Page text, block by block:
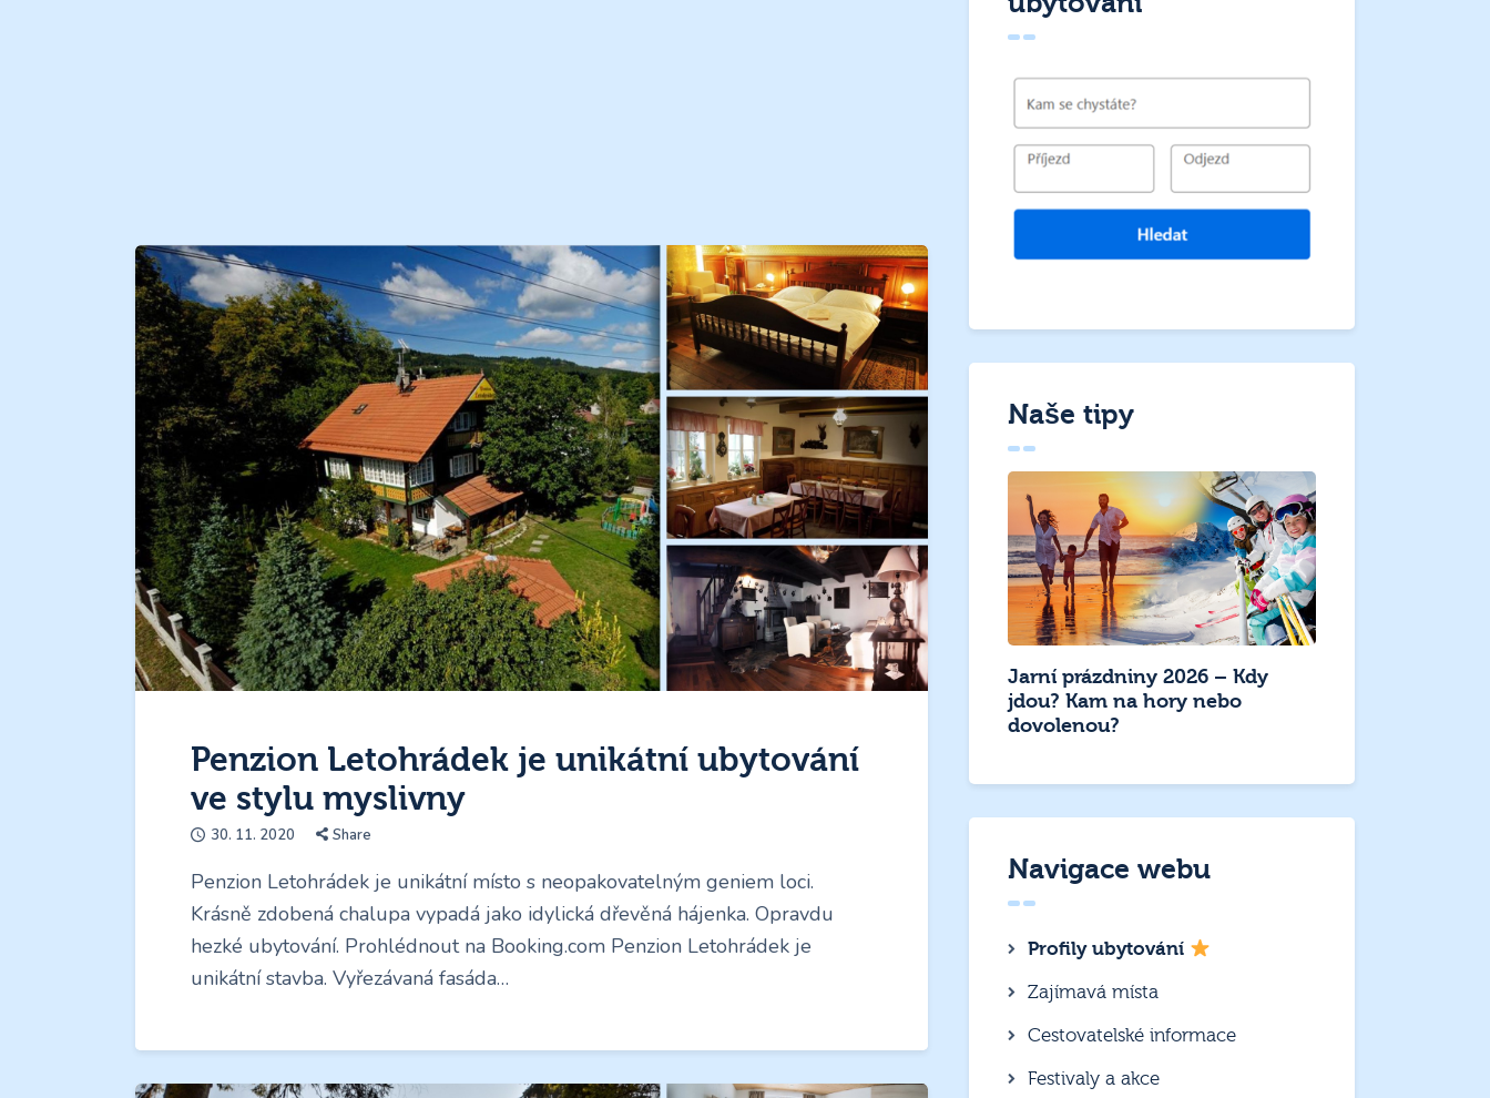
Penzion Letohrádek je unikátní ubytování
ve stylu myslivny
30. 11. 2020 Share
Penzion Letohrádek je unikátní místo s neopakovatelným geniem loci.
Krásně zdobená chalupa vypadá jako idylická dřevěná hájenka. Opravdu
hezké ubytování. Prohlédnout na Booking.com Penzion Letohrádek je
unikátní stavba. Vyřezávaná fasáda…
Naše tipy
Jarní prázdniny 2026 – Kdy
jdou? Kam na hory nebo
dovolenou?
Navigace webu
Profily ubytování
Zajímavá místa
Cestovatelské informace
Festivaly a akce